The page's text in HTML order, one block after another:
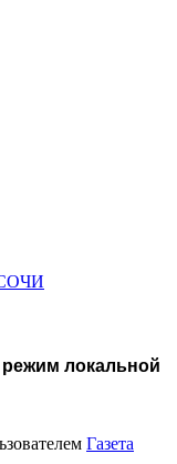
локальной
Газета